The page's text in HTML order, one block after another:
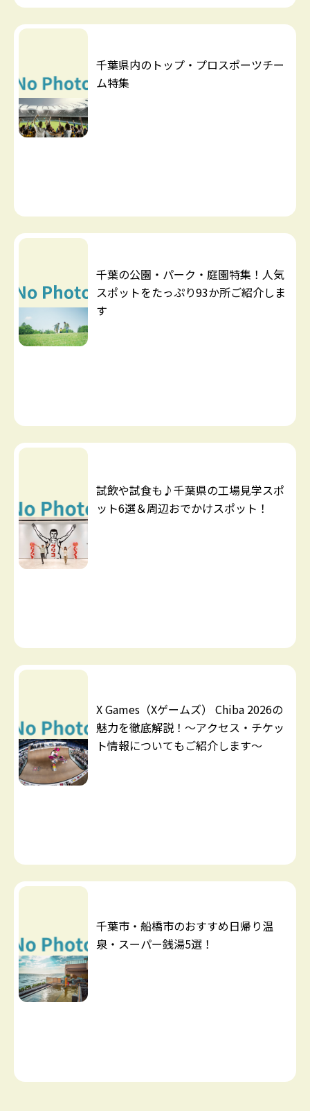
千葉県内のトップ・プロスポーツチー
ム特集
千葉の公園・パーク・庭園特集！人気
スポットをたっぷり93か所ご紹介しま
す
試飲や試食も♪千葉県の工場見学スポ
ット6選＆周辺おでかけスポット！
X Games（Xゲームズ） Chiba 2026の
魅力を徹底解説！～アクセス・チケッ
ト情報についてもご紹介します～
千葉市・船橋市のおすすめ日帰り温
泉・スーパー銭湯5選！